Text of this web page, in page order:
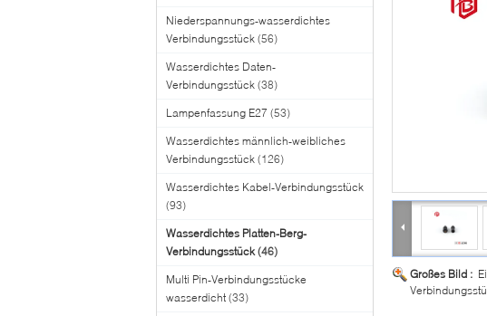
Niederspannungs-wasserdichtes
Verbindungsstück (56)
Wasserdichtes Daten-
Verbindungsstück (38)
Lampenfassung E27 (53)
Wasserdichtes männlich-weibliches
Verbindungsstück (126)
Wasserdichtes Kabel-Verbindungsstück
(93)
Wasserdichtes Platten-Berg-
Verbindungsstück (46)
Multi Pin-Verbindungsstücke
wasserdicht (33)
Großes Bild :